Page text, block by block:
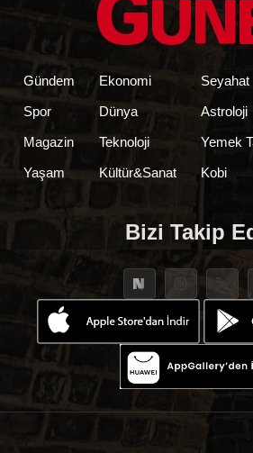
Gündem
Spor
Magazin
Yaşam
Ekonomi
Dünya
Teknoloji
Kültür&Sanat
Seyahat
Astroloji
Yemek
Kobi
Bizi Takip